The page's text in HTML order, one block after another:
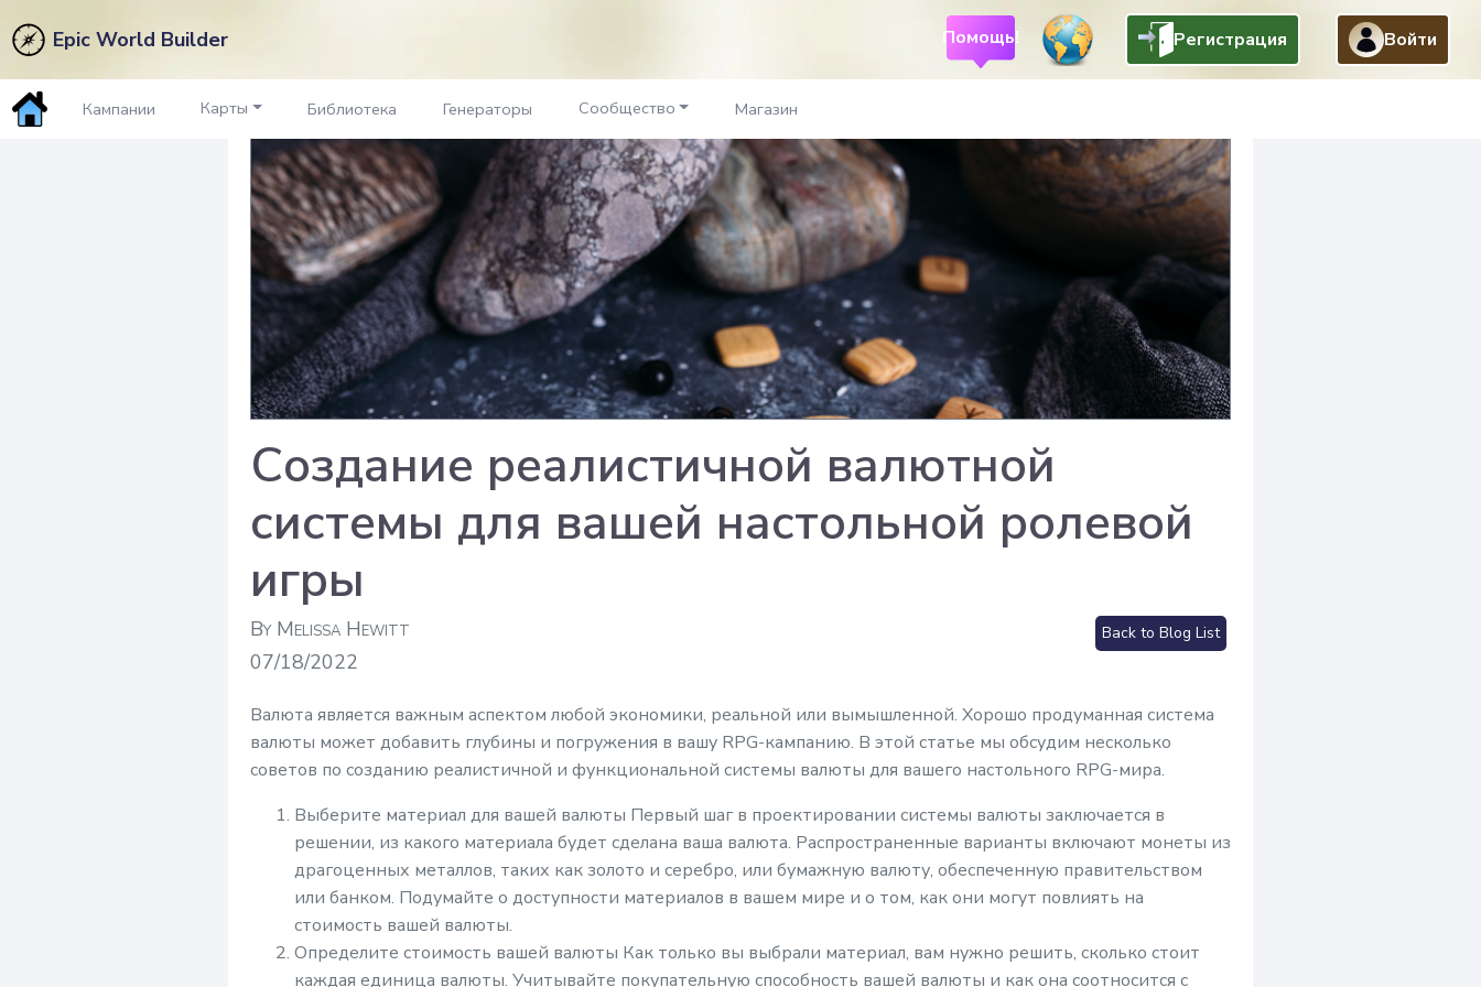
Epic World Builder Помощь! Регистрация Войти
Кампании Карты Библиотека Генераторы Сообщество Магазин
Создание реалистичной валютной
системы для вашей настольной ролевой
игры
By Melissa Hewitt
07/18/2022
Back to Blog List
Валюта является важным аспектом любой экономики, реальной или вымышленной. Хорошо продуманная система
валюты может добавить глубины и погружения в вашу RPG-кампанию. В этой статье мы обсудим несколько
советов по созданию реалистичной и функциональной системы валюты для вашего настольного RPG-мира.
Выберите материал для вашей валюты Первый шаг в проектировании системы валюты заключается в
решении, из какого материала будет сделана ваша валюта. Распространенные варианты включают монеты из
драгоценных металлов, таких как золото и серебро, или бумажную валюту, обеспеченную правительством
или банком. Подумайте о доступности материалов в вашем мире и о том, как они могут повлиять на
стоимость вашей валюты.
Определите стоимость вашей валюты Как только вы выбрали материал, вам нужно решить, сколько стоит
каждая единица валюты. Учитывайте покупательную способность вашей валюты и как она соотносится с